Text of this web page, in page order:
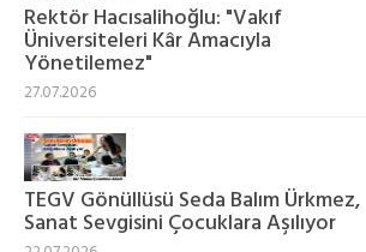
Rektör Hacısalihoğlu: "Vakıf
Üniversiteleri Kâr Amacıyla
Yönetilemez"
27.07.2026
TEGV Gönüllüsü Seda Balım Ürkmez,
Sanat Sevgisini Çocuklara Aşılıyor